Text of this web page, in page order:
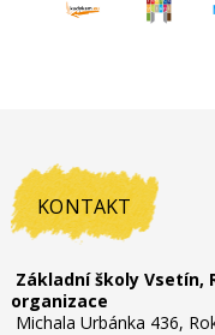
KONTAKT
Základní školy Vsetín,
organizace
Michala Urbánka 436,